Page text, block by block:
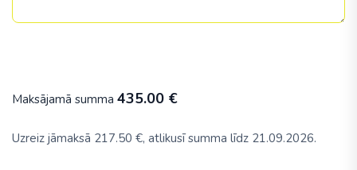
Maksājamā summa 435.00 €
Uzreiz jāmaksā 217.50 €, atlikusī summa līdz 21.09.2026.